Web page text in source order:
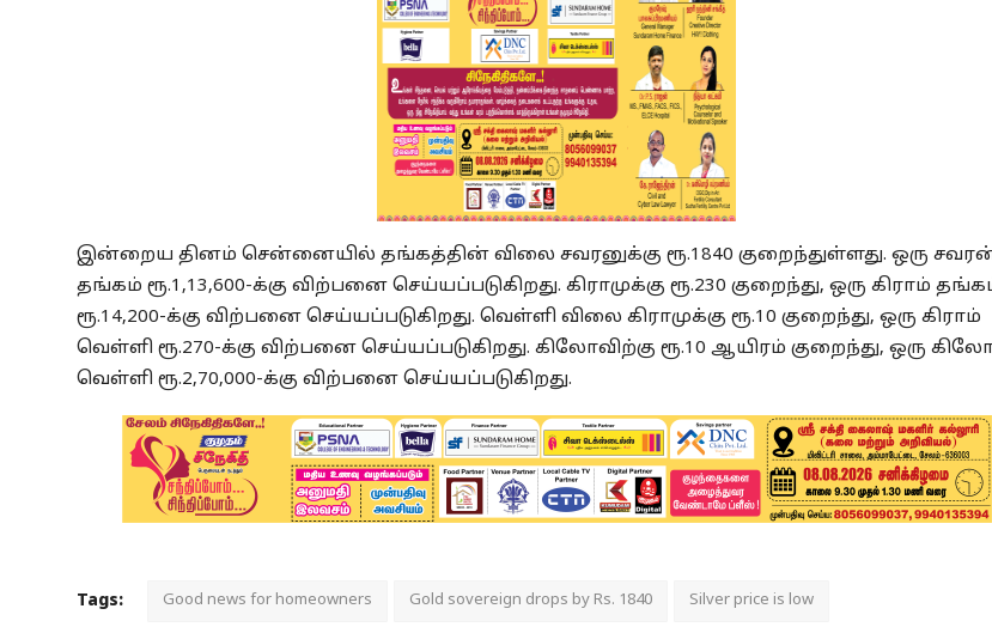
இன்றைய தினம் சென்னையில் தங்கத்தின் விலை சவரனுக்கு ரூ.1840 குறைந்துள்ளது. ஒரு
தங்கம் ரூ.1,13,600-க்கு விற்பனை செய்யப்படுகிறது. கிராமுக்கு ரூ.230 குறைந்து, ஒரு கிராம்
ரூ.14,200-க்கு விற்பனை செய்யப்படுகிறது. வெள்ளி விலை கிராமுக்கு ரூ.10 குறைந்து, ஒரு கிராம்
வெள்ளி ரூ.270-க்கு விற்பனை செய்யப்படுகிறது. கிலோவிற்கு ரூ.10 ஆயிரம் குறைந்து, ஒரு
வெள்ளி ரூ.2,70,000-க்கு விற்பனை செய்யப்படுகிறது.
Tags: Good news for homeowners Gold sovereign drops by Rs. 1840 Silver price is low